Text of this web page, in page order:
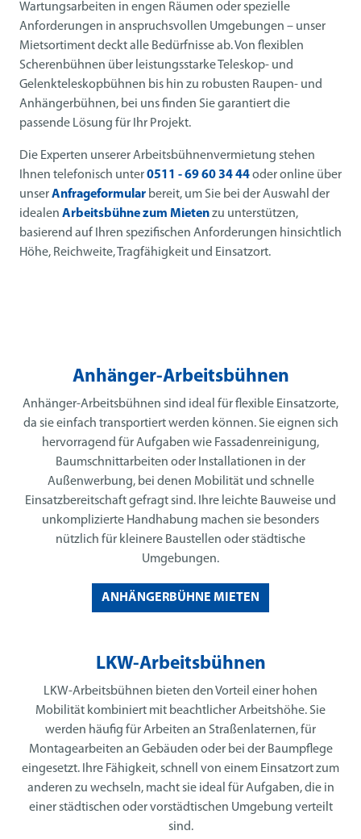
Wartungsarbeiten in engen Räumen oder spezielle
Anforderungen in anspruchsvollen Umgebungen – unser
Mietsortiment deckt alle Bedürfnisse ab. Von flexiblen
Scherenbühnen über leistungsstarke Teleskop- und
Gelenkteleskopbühnen bis hin zu robusten Raupen- und
Anhängerbühnen, bei uns finden Sie garantiert die
passende Lösung für Ihr Projekt.
Die Experten unserer Arbeitsbühnenvermietung stehen
Ihnen telefonisch unter0511 - 69 60 34 44oder online über
unserAnfrageformular bereit, um Sie bei der Auswahl der
idealen Arbeitsbühne zum Mietenzu unterstützen,
basierend auf Ihren spezifischen Anforderungen hinsichtlich
Höhe, Reichweite, Tragfähigkeit und Einsatzort.
Anhänger-Arbeitsbühnen
Anhänger-Arbeitsbühnen sind ideal für flexible Einsatzorte,
da sie einfach transportiert werden können. Sie eignen sich
hervorragend für Aufgaben wie Fassadenreinigung,
Baumschnittarbeiten oder Installationen in der
Außenwerbung, bei denen Mobilität und schnelle
Einsatzbereitschaft gefragt sind. Ihre leichte Bauweise und
unkomplizierte Handhabung machen sie besonders
nützlich für kleinere Baustellen oder städtische
Umgebungen.
ANHÄNGERBÜHNE MIETEN
LKW-Arbeitsbühnen
LKW-Arbeitsbühnen bieten den Vorteil einer hohen
Mobilität kombiniert mit beachtlicher Arbeitshöhe. Sie
werden häufig für Arbeiten an Straßenlaternen, für
Montagearbeiten an Gebäuden oder bei der Baumpflege
eingesetzt. Ihre Fähigkeit, schnell von einem Einsatzort zum
anderen zu wechseln, macht sie ideal für Aufgaben, die in
einer städtischen oder vorstädtischen Umgebung verteilt
sind.